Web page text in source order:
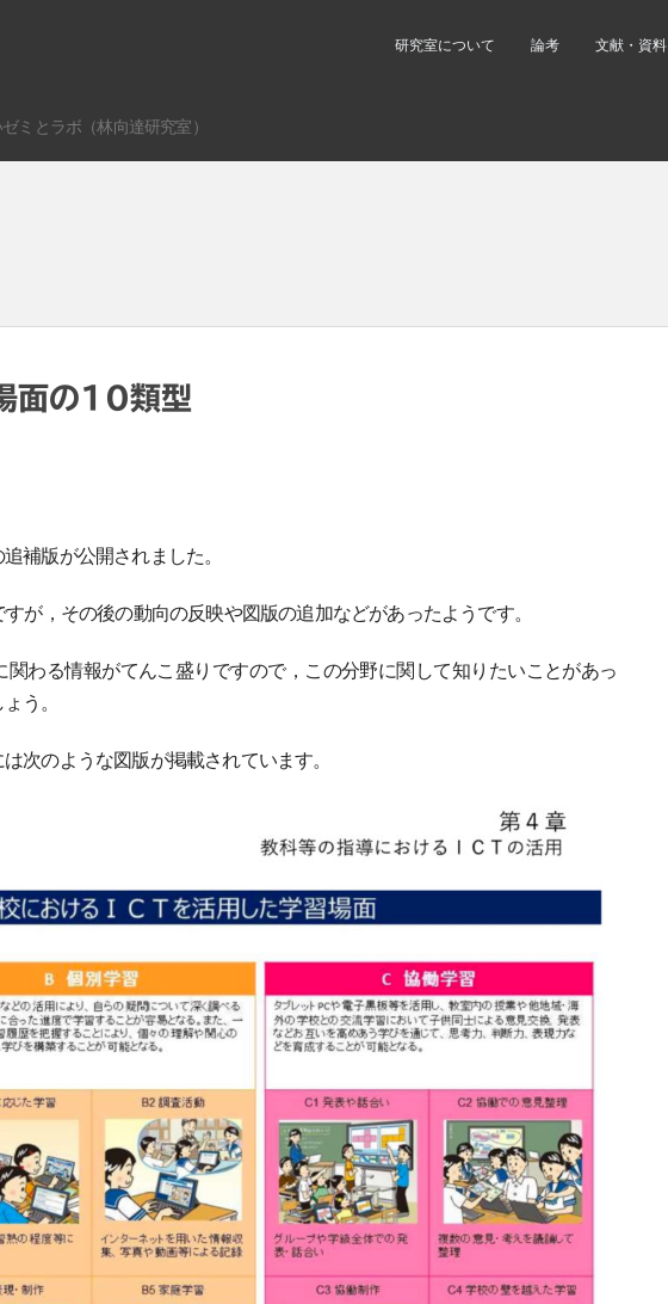
研究室について 論考 文献・資料
ミとラボ（林向達研究室）
面の10類型
追補版が公開されました。
が，その後の動向の反映や図版の追加などがあったようです。
わる情報がてんこ盛りですので，この分野に関して知りたいことがあっ
う。
次のような図版が掲載されています。